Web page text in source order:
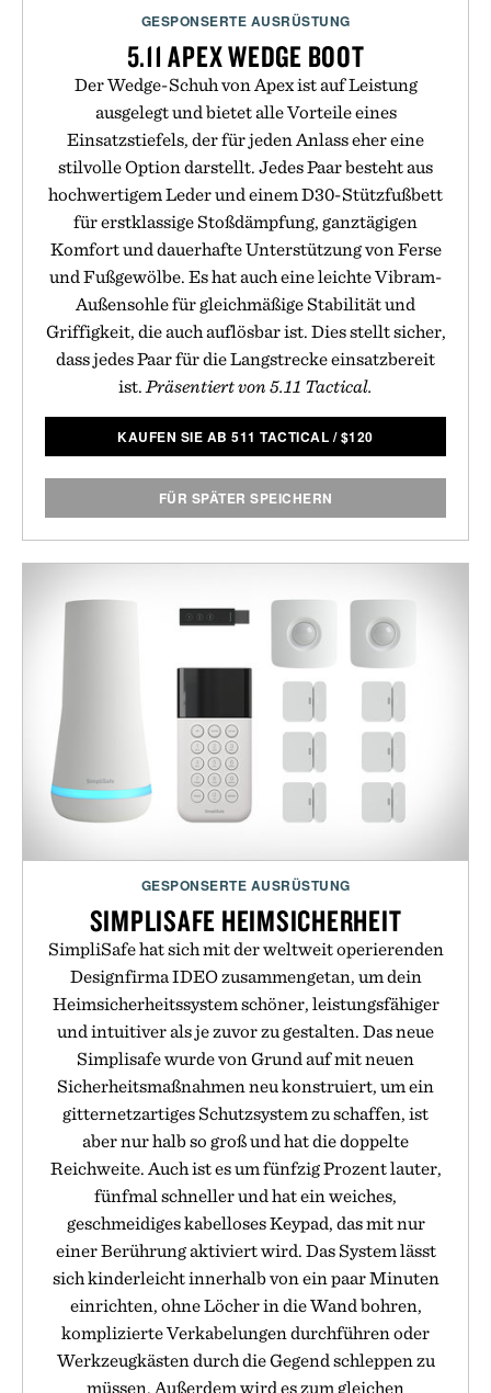
GESPONSERTE AUSRÜSTUNG
5.11 APEX WEDGE BOOT
Der Wedge-Schuh von Apex ist auf Leistung
ausgelegt und bietet alle Vorteile eines
Einsatzstiefels, der für jeden Anlass eher eine
stilvolle Option darstellt. Jedes Paar besteht aus
hochwertigem Leder und einem D30-Stützfußbett
für erstklassige Stoßdämpfung, ganztägigen
Komfort und dauerhafte Unterstützung von Ferse
und Fußgewölbe. Es hat auch eine leichte Vibram-
Außensohle für gleichmäßige Stabilität und
Griffigkeit, die auch auflösbar ist. Dies stellt sicher,
dass jedes Paar für die Langstrecke einsatzbereit
ist. Präsentiert von 5.11 Tactical.
KAUFEN SIE AB 511 TACTICAL /$120
FÜR SPÄTER SPEICHERN
GESPONSERTE AUSRÜSTUNG
SIMPLISAFE HEIMSICHERHEIT
SimpliSafe hat sich mit der weltweit operierenden
Designfirma IDEO zusammengetan, um dein
Heimsicherheitssystem schöner, leistungsfähiger
und intuitiver als je zuvor zu gestalten. Das neue
Simplisafe wurde von Grund auf mit neuen
Sicherheitsmaßnahmen neu konstruiert, um ein
gitternetzartiges Schutzsystem zu schaffen, ist
aber nur halb so groß und hat die doppelte
Reichweite. Auch ist es um fünfzig Prozent lauter,
fünfmal schneller und hat ein weiches,
geschmeidiges kabelloses Keypad, das mit nur
einer Berührung aktiviert wird. Das System lässt
sich kinderleicht innerhalb von ein paar Minuten
einrichten, ohne Löcher in die Wand bohren,
komplizierte Verkabelungen durchführen oder
Werkzeugkästen durch die Gegend schleppen zu
müssen. Außerdem wird es zum gleichen